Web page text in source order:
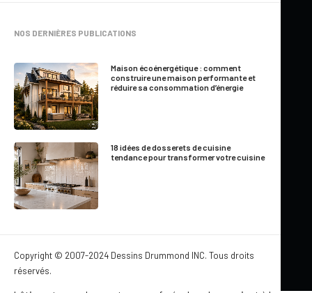
NOS DERNIÈRES PUBLICATIONS
Maison écoénergétique : comment
construire une maison performante et
réduire sa consommation d’énergie
18 idées de dosserets de cuisine
tendance pour transformer votre cuisine
Copyright © 2007-2024 Dessins Drummond INC. Tous droits
réservés.
3 Minutes | 3 juin 2011
lescapteurs solaires à
Pour préchauffer l’air qui arrive de l’extérieur d’un grand